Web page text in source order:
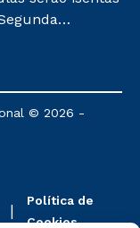
será de R$
Ensino
e Metodologia
© 2026 -
Política de
Cookies